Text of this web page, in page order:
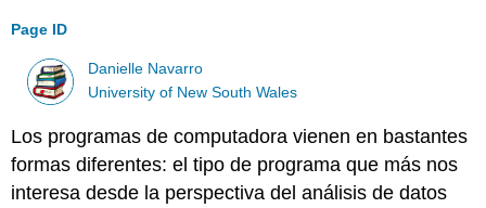
Page ID
Danielle Navarro
University of New South Wales
Los programas de computadora vienen en bastantes
formas diferentes: el tipo de programa que más nos
interesa desde la perspectiva del análisis de datos